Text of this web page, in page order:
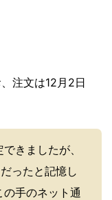
注文は12月2日
きましたが、
ったと記憶し
手のネット通